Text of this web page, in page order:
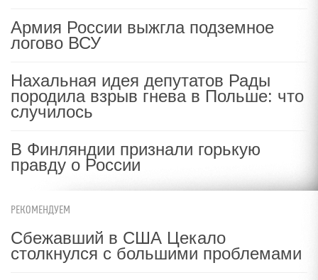
Армия России выжгла подземное
логово ВСУ
Нахальная идея депутатов Рады
породила взрыв гнева в Польше: что
случилось
В Финляндии признали горькую
правду о России
РЕКОМЕНДУЕМ
Сбежавший в США Цекало
столкнулся с большими проблемами